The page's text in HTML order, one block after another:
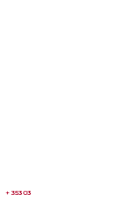
+ 35303